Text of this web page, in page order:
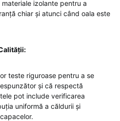
izolante pentru a
chiar și atunci când oala este
teste riguroase pentru a se
și că respectă
pot include verificarea
uniformă a căldurii și